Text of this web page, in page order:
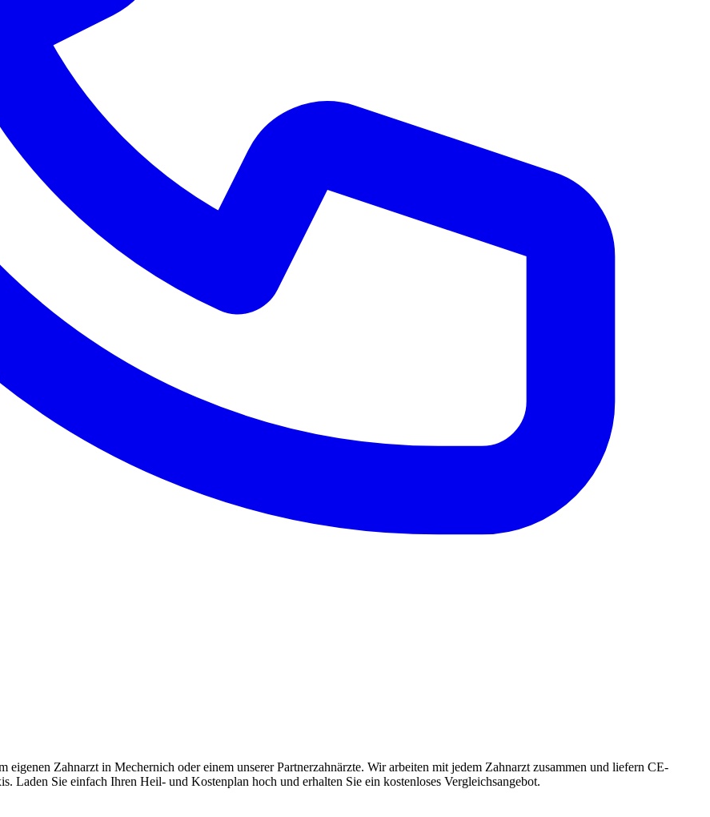
eigenen Zahnarzt in Mechernich oder einem unserer Partnerzahnärzte. Wir arbeiten mit jedem Zahnarzt zusammen und liefern CE-
Laden Sie einfach Ihren Heil- und Kostenplan hoch und erhalten Sie ein kostenloses Vergleichsangebot.